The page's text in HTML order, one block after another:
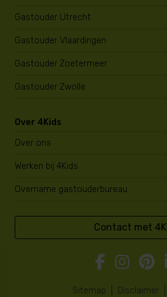
Gastouder Utrecht
Gastouder Vlaardingen
Gastouder Zoetermeer
Gastouder Zwolle
Over 4Kids
Over ons
Werken bij 4Kids
Overname gastouderbureau
Contact met
Sitemap Disclaimer